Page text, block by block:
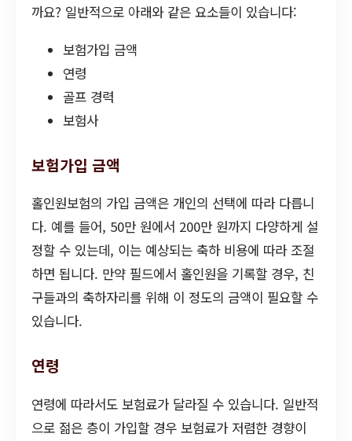
까요? 일반적으로 아래와 같은 요소들이 있습니다:
보험가입 금액
연령
골프 경력
보험사
보험가입 금액
홀인원보험의 가입 금액은 개인의 선택에 따라 다릅니
다. 예를 들어, 50만 원에서 200만 원까지 다양하게 설
정할 수 있는데, 이는 예상되는 축하 비용에 따라 조절
하면 됩니다. 만약 필드에서 홀인원을 기록할 경우, 친
구들과의 축하자리를 위해 이 정도의 금액이 필요할 수
있습니다.
연령
연령에 따라서도 보험료가 달라질 수 있습니다. 일반적
으로 젊은 층이 가입할 경우 보험료가 저렴한 경향이